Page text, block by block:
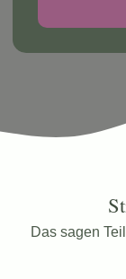
Das sagen